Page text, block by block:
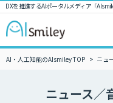
DXを推進するAIポータルメディア「
AI・人工知能のAIsmiley TOP ニュ
ニュース／